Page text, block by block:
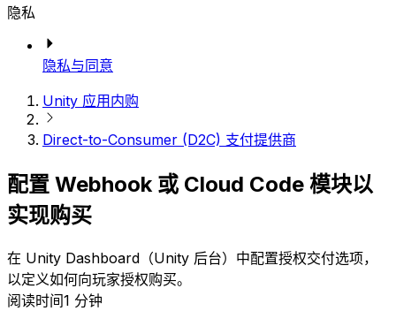
隐私
隐私与同意
Unity 应用内购
Direct-to-Consumer (D2C) 支付提供商
配置 Webhook 或 Cloud Code 模块以
实现购买
在 Unity Dashboard（Unity 后台）中配置授权交付选项，
以定义如何向玩家授权购买。
阅读时间1 分钟